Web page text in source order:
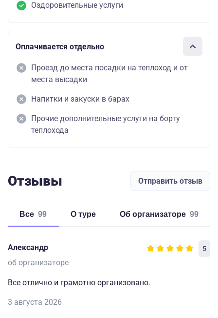
Оздоровительные услуги
Оплачивается отдельно
Проезд до места посадки на теплоход и от
места высадки
Напитки и закуски в барах
Прочие дополнительные услуги на борту
теплохода
Отзывы Отправить отзыв
Все 99 о туре об организаторе 99
Александр 5
об организаторе
Все отлично и грамотно организовано.
3 августа 2026